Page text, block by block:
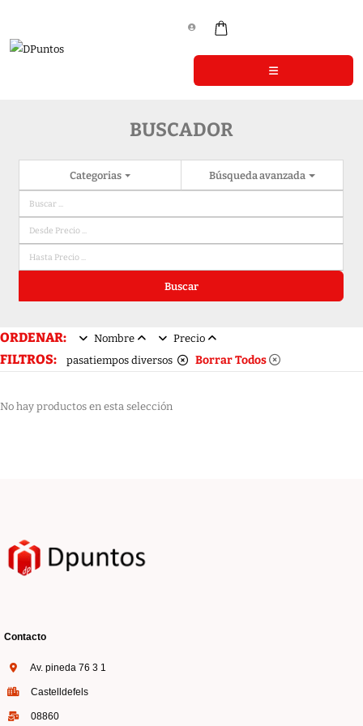
BUSCADOR
Categorias Búsqueda avanzada
Buscar
ORDENAR: Nombre Precio
FILTROS: pasatiempos diversos Borrar Todos
No hay productos en esta selección
Contacto
Av. pineda 76 3 1
Castelldefels
08860